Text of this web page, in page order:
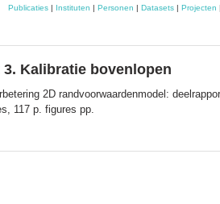
Publicaties| Instituten | Personen | Datasets| Projecten
Kalibratie bovenlopen
2D randvoorwaardenmodel:
117 p. figures pp.